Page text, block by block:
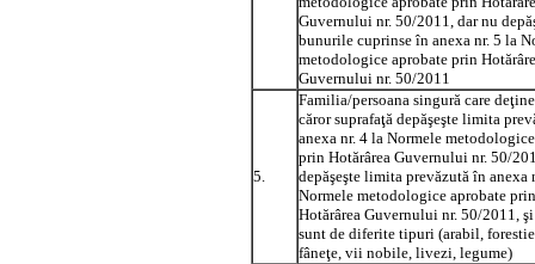
Guvernului nr. 50/2011, dar nu
bunurile cuprinse în anexa nr. 5 la
metodologice aprobate prin
Guvernului nr. 50/2011
5.
Familia/persoana singură care
căror suprafaţă depăşeşte limita
anexa nr. 4 la Normele
prin Hotărârea Guvernului nr. 50/
depăşeşte limita prevăzută în anexa
Normele metodologice aprobate prin
Hotărârea Guvernului nr. 50/2011, şi
sunt de diferite tipuri (arabil,
fâneţe, vii nobile, livezi, legume)